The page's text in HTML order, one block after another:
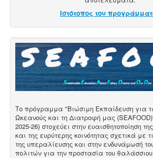
Ιστότοπος του
Το πρόγραμμα "Βιώσιμη Εκπαίδευση για
Ωκεανούς και τη Διατροφή μας
2025-26) στοχεύει στην ευαισθητοποίηση
και της ευρύτερης κοινότητας σχετικά με
της υπεραλίευσης και στην ενδυνάμωσή
πολιτών για την προστασία του